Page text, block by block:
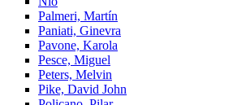
Palmeri, Martín
Paniati, Ginevra
Pavone, Karola
Pesce, Miguel
Peters, Melvin
Pike, David John